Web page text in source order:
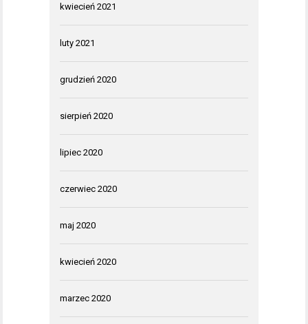
kwiecień 2021
luty 2021
grudzień 2020
sierpień 2020
lipiec 2020
czerwiec 2020
maj 2020
kwiecień 2020
marzec 2020